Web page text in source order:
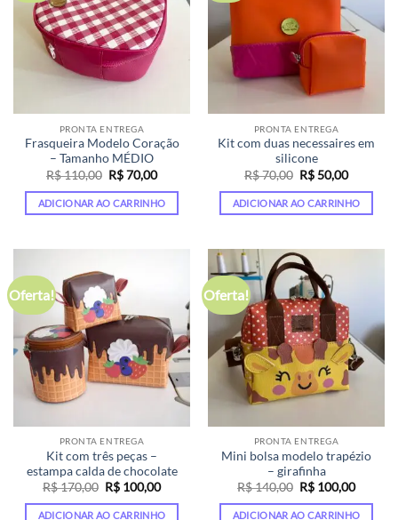
PRONTA ENTREGA
Frasqueira Modelo Coração
– Tamanho MÉDIO
R$110,00 O
preço
original
era:
R$70,00O
atual
é:
ADICIONAR AO CARRINHO
PRONTA ENTREGA
Kit com duas necessaires em
silicone
R$70,00 O
preço
original
era:
R$50,00O
atual
é:
ADICIONAR AO CARRINHO
Oferta!
PRONTA ENTREGA
Kit com três peças –
estampa calda de chocolate
R$170,00 O
preço
original
R$ 100,00O
atual
ADICIONAR AO CARRINHO
Oferta!
PRONTA ENTREGA
Mini bolsa modelo trapézio
– girafinha
R$140,00 O
preço
original
R$ 100,00O
atual
ADICIONAR AO CARRINHO